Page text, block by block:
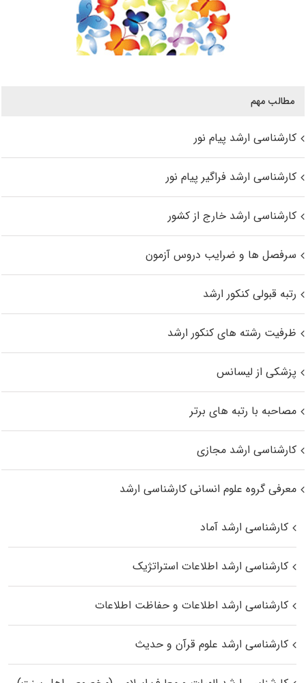
مطالب مهم
کارشناسی ارشد پیام نور
کارشناسی ارشد فراگیر پیام نور
کارشناسی ارشد خارج از کشور
سرفصل ها و ضرایب دروس آزمون
رتبه قبولی کنکور ارشد
ظرفیت رشته های کنکور ارشد
پزشکی از لیسانس
مصاحبه با رتبه های برتر
کارشناسی ارشد مجازی
معرفی گروه علوم انسانی کارشناسی ارشد
کارشناسی ارشد آماد
کارشناسی ارشد اطلاعات استراتژیک
کارشناسی ارشد اطلاعات و حفاظت اطلاعات
کارشناسی ارشد علوم قرآن و حدیث